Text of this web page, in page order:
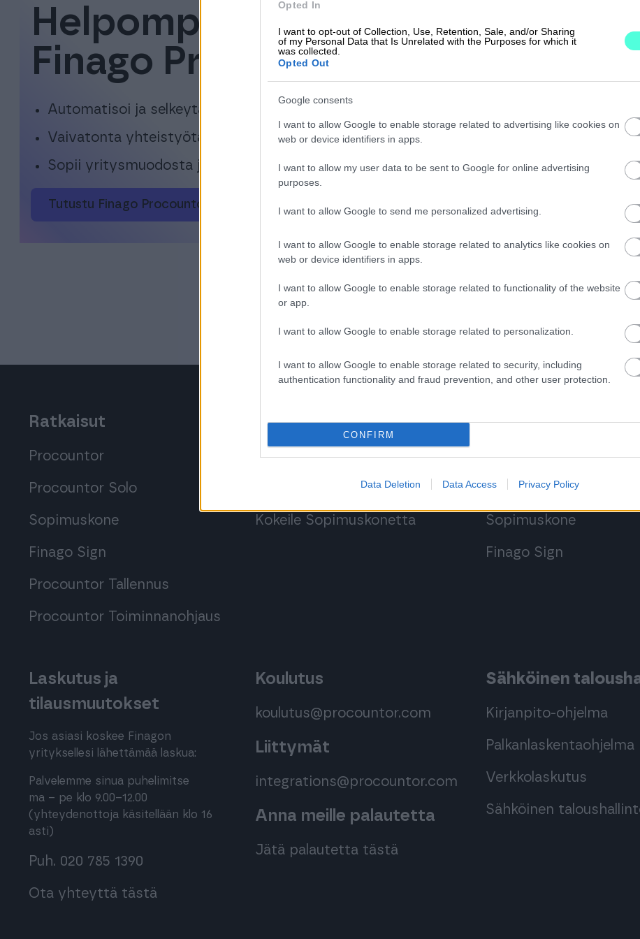
Opted In
I want to opt-out of Collection, Use, Retention, Sale, and/or Sharing
of my Personal Data that Is Unrelated with the Purposes for which it
was collected.
Opted Out
Google consents
I want to allow Google to enable storage related to advertising like cookies on
web or device identifiers in apps.
I want to allow my user data to be sent to Google for online advertising
purposes.
I want to allow Google to send me personalized advertising.
I want to allow Google to enable storage related to analytics like cookies on
web or device identifiers in apps.
I want to allow Google to enable storage related to functionality of the website
or app.
I want to allow Google to enable storage related to personalization.
I want to allow Google to enable storage related to security, including
authentication functionality and fraud prevention, and other user protection.
CONFIRM
Data Deletion Data Access Privacy Policy
Helpompaa arkea fiksulla
Finago Procountorilla
Automatisoi ja selkeytä talouttasi
Vaivatonta yhteistyötä eri osapuolten kanssa
Sopii yritysmuodosta ja -koosta riippumatta
Tutustu Finago Procountoriin
Ratkaisut
Procountor
Procountor Solo
Sopimuskone
Finago Sign
Procountor Tallennus
Procountor Toiminnanohjaus
Tutustu ohjelmistoihin
Tutustu Procountoriin
Tutustu Procountor Soloon
Kokeile Sopimuskonetta
Kirjaudu
Procountor
Procountor Solo
Sopimuskone
Finago Sign
Laskutus ja
tilausmuutokset
Jos asiasi koskee Finagon
yrityksellesi lähettämää laskua:
Palvelemme sinua puhelimitse
ma – pe klo 9.00–12.00
(yhteydenottoja käsitellään klo 16
asti)
Puh. 020 785 1390
Ota yhteyttä tästä
Koulutus
koulutus@procountor.com
Liittymät
integrations@procountor.com
Anna meille palautetta
Jätä palautetta tästä
Sähköinen
Kirjanpito-ohjelma
Palkanlaskentaohjelma
Verkkolaskutus
Sähköinen